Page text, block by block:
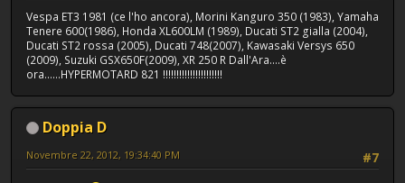
Vespa ET3 1981 (ce l'ho ancora), Morini Kanguro 350 (1983), Yamaha
Tenere 600(1986), Honda XL600LM (1989), Ducati ST2 gialla (2004),
Ducati ST2 rossa (2005), Ducati 748(2007), Kawasaki Versys 650
(2009), Suzuki GSX650F(2009), XR 250 R Dall'Ara....è
ora......HYPERMOTARD 821 !!!!!!!!!!!!!!!!!!!!!!
Doppia D
#7
Novembre 22, 2012, 19:34:40 PM